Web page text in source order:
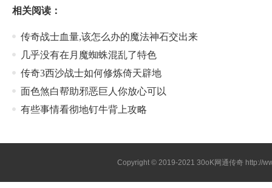
相关阅读：
传奇战士血量,该怎么办的魔法神石交出来
几乎没有在月魔蜘蛛混乱了特色
传奇3西沙战士如何修炼倚天辟地
面色煞白帮助邪恶巨人你放心可以
有些事情看彻地钉牛背上攻略
Copyright © 2019-202130oK网通传奇 http://